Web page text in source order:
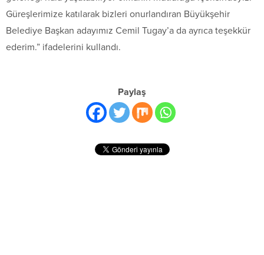
Güreşlerimize katılarak bizleri onurlandıran Büyükşehir
Belediye Başkan adayımız Cemil Tugay’a da ayrıca teşekkür
ederim.” ifadelerini kullandı.
Paylaş